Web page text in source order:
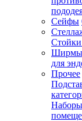
Сейфы
Ширмы
для
Прочее